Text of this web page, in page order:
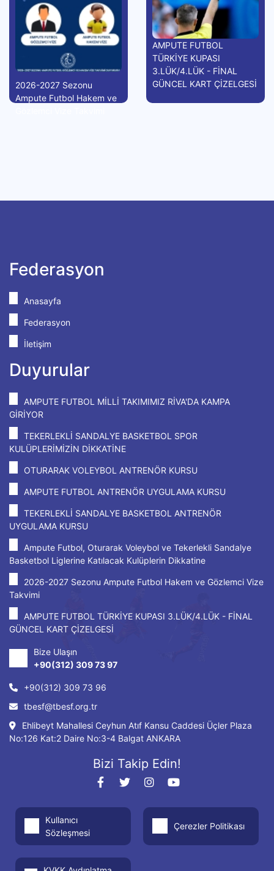
2026-2027 Sezonu
Ampute Futbol Hakem ve
AMPUTE FUTBOL
TÜRKİYE KUPASI
3.LÜK/4.LÜK - FİNAL
GÜNCEL KART ÇİZELGESİ
Federasyon
Anasayfa
Federasyon
İletişim
Duyurular
AMPUTE FUTBOL MİLLİ TAKIMIMIZ RİVA'DA KAMPA
GİRİYOR
TEKERLEKLİ SANDALYE BASKETBOL SPOR
KULÜPLERİMİZİN DİKKATİNE
OTURARAK VOLEYBOL ANTRENÖR KURSU
AMPUTE FUTBOL ANTRENÖR UYGULAMA KURSU
TEKERLEKLİ SANDALYE BASKETBOL ANTRENÖR
UYGULAMA KURSU
Ampute Futbol, Oturarak Voleybol ve Tekerlekli Sandalye
Basketbol Liglerine Katılacak Kulüplerin Dikkatine
2026-2027 Sezonu Ampute Futbol Hakem ve Gözlemci Vize
Takvimi
AMPUTE FUTBOL TÜRKİYE KUPASI 3.LÜK/4.LÜK - FİNAL
GÜNCEL KART ÇİZELGESİ
Bize Ulaşın
+90(312) 309 73 97
+90(312) 309 73 96
tbesf@tbesf.org.tr
Ehlibeyt Mahallesi Ceyhun Atıf Kansu Caddesi Üçler Plaza
No:126 Kat:2 Daire No:3-4 Balgat ANKARA
Bizi Takip Edin!
Kullanıcı
Sözleşmesi
Çerezler Politikası